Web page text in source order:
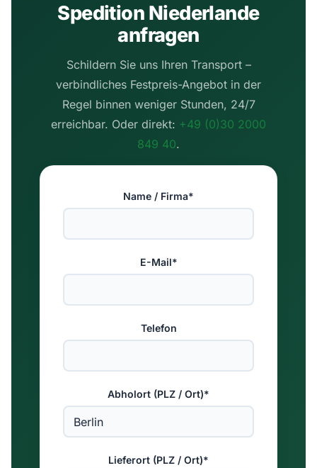
Spedition Niederlande
anfragen
Schildern Sie uns Ihren Transport –
verbindliches Festpreis-Angebot in der
Regel binnen weniger Stunden, 24/7
erreichbar. Oder direkt: +49 (0)30 2000
849 40.
Name / Firma*
E-Mail*
Telefon
Abholort (PLZ / Ort)*
Lieferort (PLZ / Ort)*